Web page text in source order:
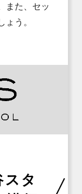
また、セッ
う。
スタ